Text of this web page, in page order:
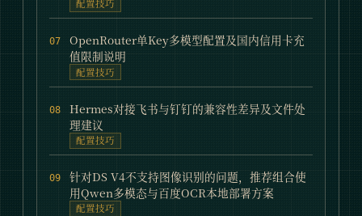
配置技巧
07
OpenRouter单Key多模型配置及国内信用卡充
值限制说明
配置技巧
08
Hermes对接飞书与钉钉的兼容性差异及文件处
理建议
配置技巧
09
针对DS V4不支持图像识别的问题，推荐组合使
用Qwen多模态与百度OCR本地部署方案
配置技巧